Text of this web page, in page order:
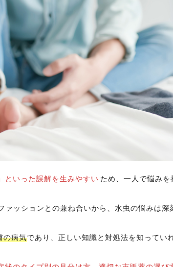
といった誤解を生みやすい ため、一人で悩み
ッションとの兼ね合いから、水虫の悩みは深
の病気であり、正しい知識と対処法を知ってい